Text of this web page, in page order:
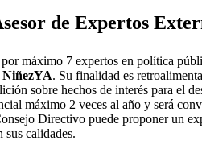
de Expertos
máximo 7 expertos en política
NiñezYA. Su finalidad es
sobre hechos de interés para el
máximo 2 veces al año y será
Directivo puede proponer un
sus calidades.